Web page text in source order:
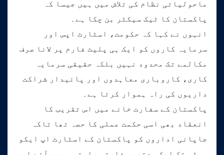
ماحولیاتی نظام کی تلاش میں ہیں جیسا کہ
پاکستان کا ٹیک سیکٹر بن چکا ہے۔
انہوں نے کہا کہ حکومت، اسٹارٹ اپس اور
سرمایہ کاروں کو ایک ہی پلیٹ فارم پر لانا صرف
مکالمے تک محدود نہیں بلکہ حقیقی سرمایہ
کاری، کاروباری معاہدوں اور پائیدار شراکت
داریوں کی راہ ہموار کرتا ہے۔
پاکستان کے سفارت خانے میں اس تقریب کا
انعقاد بھی اسی حکمت عملی کا حصہ تھا تاکہ
جاپانی اداروں کو پاکستان کے اسٹارٹ اپ ایکو